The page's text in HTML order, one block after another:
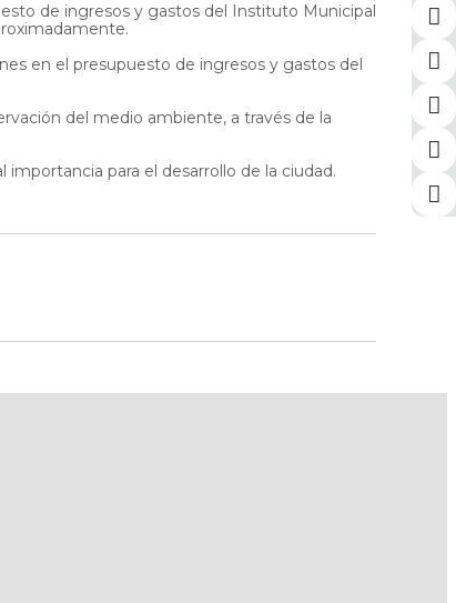
de ingresos y gastos del Instituto Municipal
en el presupuesto de ingresos y gastos del
del medio ambiente, a través de la
para el desarrollo de la ciudad.